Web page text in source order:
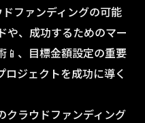
ファンディングの可能
や、成功するためのマー
📱、目標金額設定の重要
ジェクトを成功に導く
クラウドファンディング